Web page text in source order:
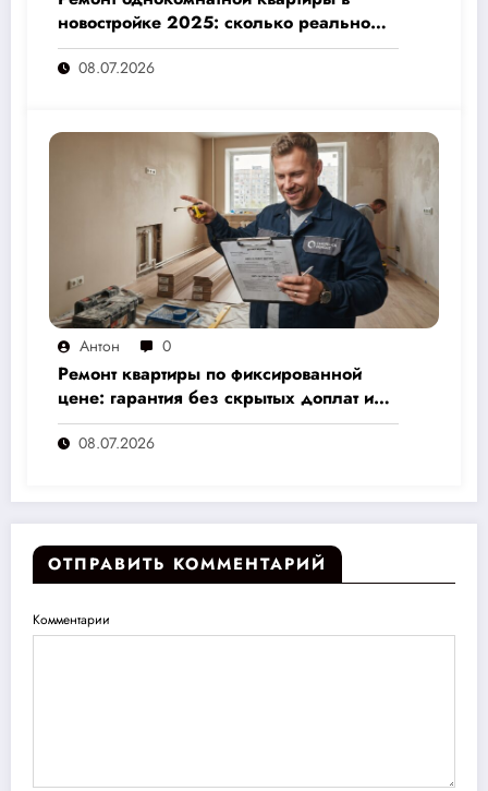
новостройке 2025: сколько реально
стоит и как не переплатить — полный
расчёт от 500 000 рублей
08.07.2026
Антон 0
Ремонт квартиры по фиксированной
цене: гарантия без скрытых доплат и
переплат
08.07.2026
ОТПРАВИТЬ КОММЕНТАРИЙ
Комментарии